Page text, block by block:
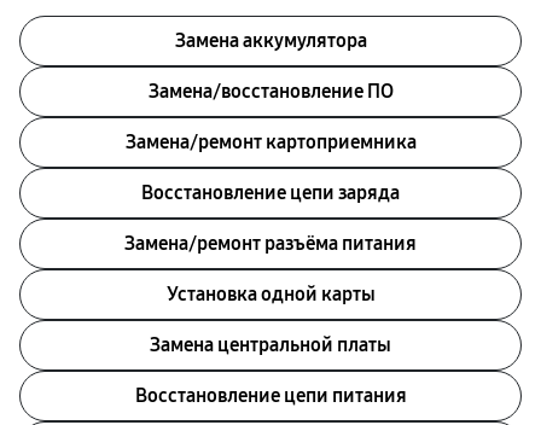
Замена аккумулятора
Замена/восстановление ПО
Замена/ремонт картоприемника
Восстановление цепи заряда
Замена/ремонт разъёма питания
Установка одной карты
Замена центральной платы
Восстановление цепи питания